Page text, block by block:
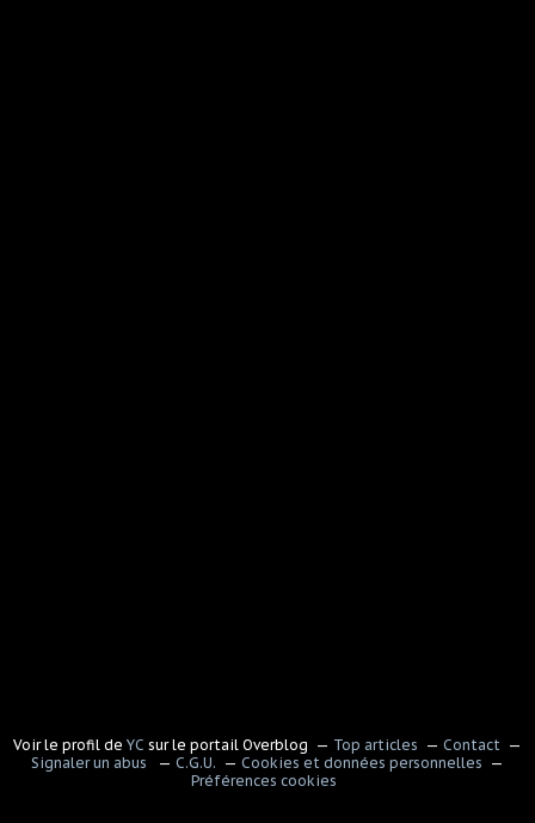
Voir le profil de YC sur le portail Overblog Top articles
Contact
Signaler un abus
C.G.U.
Cookies et données personnelles
Préférences cookies